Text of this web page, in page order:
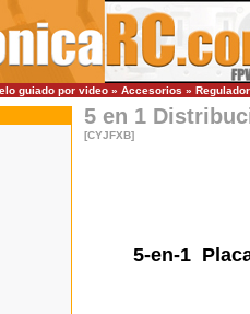
guiado por video » Accesorios »
5 en 1
[CYJFXB]
5-en-1